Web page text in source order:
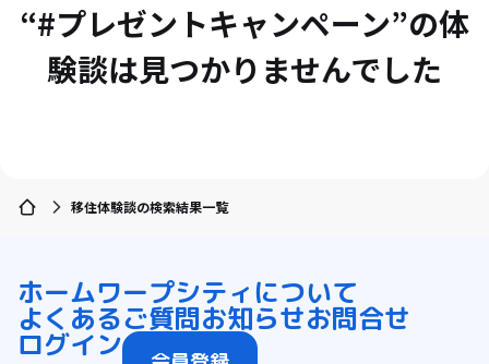
“#プレゼントキャンペーン”の体
験談は見つかりませんでした
移住体験談の検索結果一覧
ホームワープシティについて
よくあるご質問お知らせお問合せ
ログイン